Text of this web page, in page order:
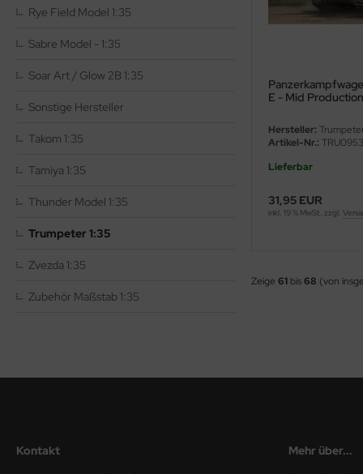
Rye Field Model 1:35
Sabre Model - 1:35
Soar Art / Glow 2B 1:35
Sonstige Hersteller
Takom 1:35
Tamiya 1:35
Thunder Model 1:35
Trumpeter 1:35
Zvezda 1:35
Zubehör Maßstab 1:35
E - Mid
Hersteller:
Artikel-Nr.:
Lieferbar
31,95 EUR
inkl. 19 % MwSt. zzgl.
Zeige 61 bis68 (von
Kontakt Mehr über...
of Valor / Waltersons
Hobby
Model Kits
Models